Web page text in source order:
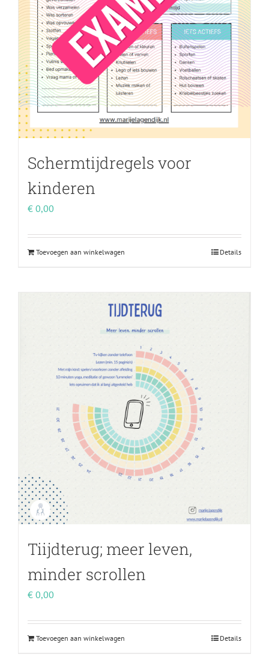
Schermtijdregels voor
kinderen
€ 0,00
Toevoegen aan winkelwagen Details
Tiijdterug; meer leven,
minder scrollen
€ 0,00
Toevoegen aan winkelwagen Details